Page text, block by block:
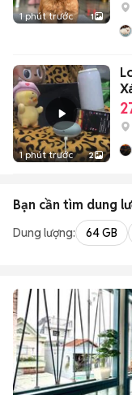
1 phút trước 1
1 phút trước 2
Bạn cần tìm dung
Dung lượng: 64 GB